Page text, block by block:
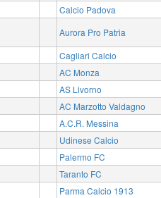
Calcio Padova
Aurora Pro Patria
Cagliari Calcio
AC Monza
AS Livorno
AC Marzotto Valdagno
A.C.R. Messina
Udinese Calcio
Palermo FC
Taranto FC
Parma Calcio 1913